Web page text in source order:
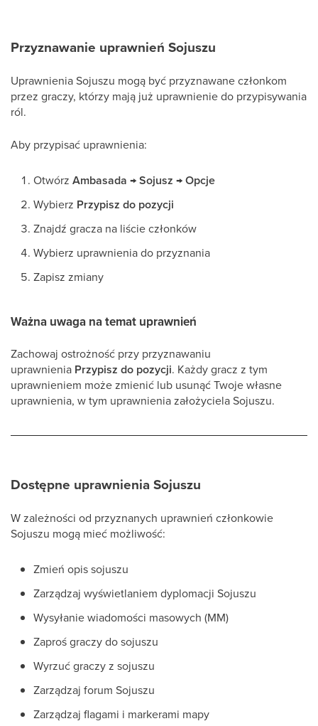
Przyznawanie uprawnień Sojuszu
Uprawnienia Sojuszu mogą być przyznawane członkom
przez graczy, którzy mają już uprawnienie do przypisywania
ról.
Aby przypisać uprawnienia:
Otwórz Ambasada → Sojusz → Opcje
Wybierz Przypisz do pozycji
Znajdź gracza na liście członków
Wybierz uprawnienia do przyznania
Zapisz zmiany
Ważna uwaga na temat uprawnień
Zachowaj ostrożność przy przyznawaniu
uprawnienia Przypisz do pozycji. Każdy gracz z tym
uprawnieniem może zmienić lub usunąć Twoje własne
uprawnienia, w tym uprawnienia założyciela Sojuszu.
Dostępne uprawnienia Sojuszu
W zależności od przyznanych uprawnień członkowie
Sojuszu mogą mieć możliwość:
Zmień opis sojuszu
Zarządzaj wyświetlaniem dyplomacji Sojuszu
Wysyłanie wiadomości masowych (MM)
Zaproś graczy do sojuszu
Wyrzuć graczy z sojuszu
Zarządzaj forum Sojuszu
Zarządzaj flagami i markerami mapy